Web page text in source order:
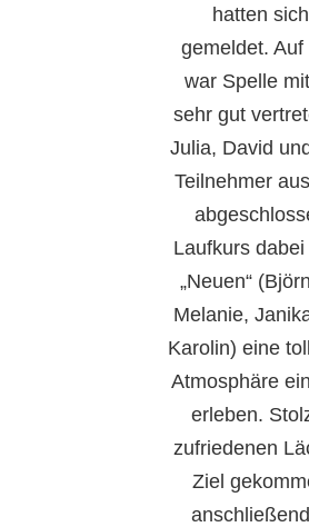
hatten
gemeldet.
war Spelle
sehr gut
Julia, David
Teilnehmer
Laufkurs
„Neuen“
Melanie,
Karolin) eine
Atmosphäre
erleben.
zufriedenen
Ziel